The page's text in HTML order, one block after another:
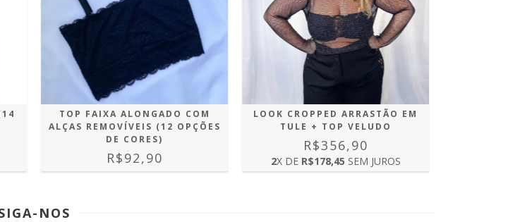
TOP FAIXA ALONGADO COM
ALÇAS REMOVÍVEIS (12 OPÇÕES
DE CORES)
R$92,90
LOOK CROPPED ARRASTÃO EM
TULE + TOP VELUDO
R$356,90
2X DE R$178,45 SEM JUROS
NOS